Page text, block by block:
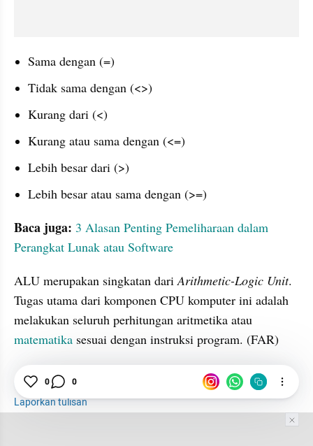
Sama dengan (=)
Tidak sama dengan (<>)
Kurang dari (<)
Kurang atau sama dengan (<=)
Lebih besar dari (>)
Lebih besar atau sama dengan (>=)
Baca juga: 3 Alasan Penting Pemeliharaan dalam
Perangkat Lunak atau Software
ALU merupakan singkatan dari Arithmetic-Logic Unit.
Tugas utama dari komponen CPU komputer ini adalah
matematika sesuai dengan instruksi program. (FAR)
Komputer
Laporkan tulisan
0 0